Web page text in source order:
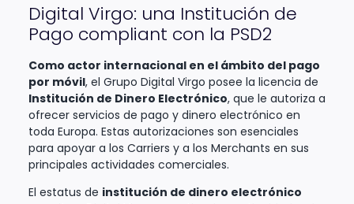
Digital Virgo: una Institución de
Pago compliant con la PSD2
Como actor internacional en el ámbito del pago
por móvil, el Grupo Digital Virgo posee la licencia de
Institución de Dinero Electrónico, que le autoriza a
ofrecer servicios de pago y dinero electrónico en
toda Europa. Estas autorizaciones son esenciales
para apoyar a los Carriers y a los Merchants en sus
principales actividades comerciales.
El estatus de institución de dinero electrónico